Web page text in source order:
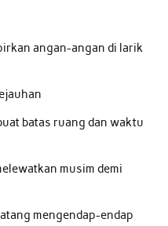
angan-angan di larik
batas ruang dan waktu
musim demi
mengendap-endap